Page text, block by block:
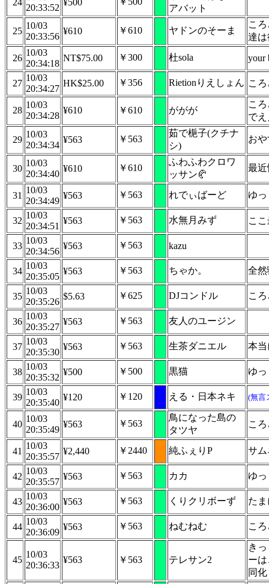
24
20:33:52
¥500
アバット
25
10/03
20:33:56
¥610 ￥610 ヤドンのそーま
こ
達
26
10/03
20:34:18
NT$75.00 ￥300 杜sola your
27
10/03
20:34:27
HK$25.00 ￥356 Rietionりえしょん こ
28
10/03
20:34:28
¥610 ￥610 ががが
こ
で
29
10/03
20:34:34
¥563 ￥563
茹で梔子(クチナ
シ)
お
30
10/03
20:34:40
¥610 ￥610
ふわふわクロワ
ッサン🥐
最
31
10/03
20:34:49
¥563 ￥563 れでぃばーど ゆ
32
10/03
20:34:51
¥563 ￥563 水無月みず こ
33
10/03
20:34:56
¥563 ￥563 kazu
34
10/03
20:35:05
¥563 ￥563 ちゃか。 全
35
10/03
20:35:26
$5.63 ￥625 DJコンドル こ
36
10/03
20:35:27
¥563 ￥563 友人のユージン
37
10/03
20:35:30
¥563 ￥563 生茶ダニエル 本
38
10/03
20:35:32
¥500 ￥500 黒猫 ゆ
39
10/03
20:35:40
¥120 ￥120 える・日本ネキ (無言
40
10/03
20:35:49
¥563 ￥563
鳥になった島の
タツヤ
こ
41
10/03
20:35:57
¥2,440 ￥2440 純ふぇりP サ
42
10/03
20:35:57
¥563 ￥563 カカ ゆ
43
10/03
20:36:00
¥563 ￥563 くりクリボーず た
44
10/03
20:36:09
¥563 ￥563 ねむねむ こ
45
10/03
20:36:33
¥563 ￥563 テレサン2
き
ー
同